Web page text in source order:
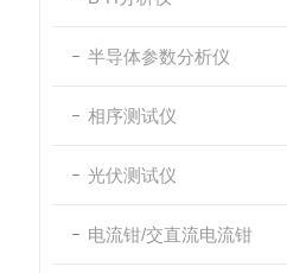
半导体参数分析仪
相序测试仪
光伏测试仪
电流钳/交直流电流钳